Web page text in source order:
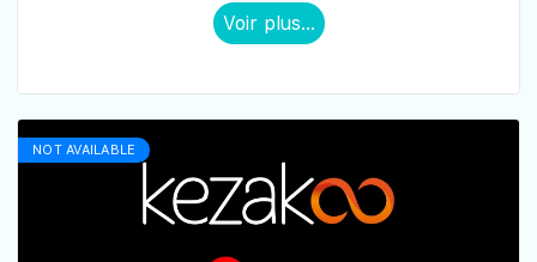
Voir plus...
NOT AVAILABLE